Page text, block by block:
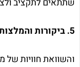
שתתאים לתקציב
5. ביקורות והמלצות:
והשוואת חוויות